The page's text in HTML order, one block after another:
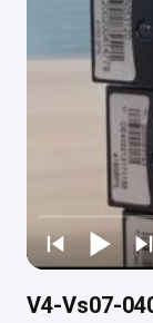
V4-Vs07-